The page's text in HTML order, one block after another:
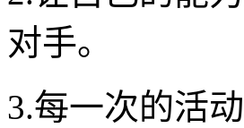
对手。
3.每一次的活